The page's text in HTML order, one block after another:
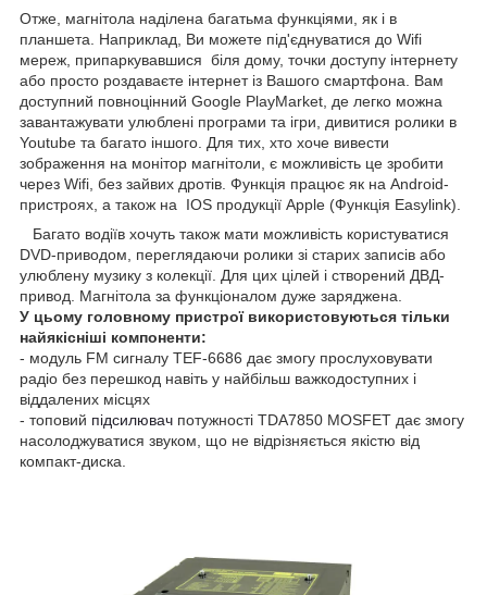
Отже, магнітола наділена багатьма функціями, як і в
планшета. Наприклад, Ви можете під'єднуватися до Wifi
мереж, припаркувавшися біля дому, точки доступу інтернету
або просто роздаваєте інтернет із Вашого смартфона. Вам
доступний повноцінний Google PlayMarket, де легко можна
завантажувати улюблені програми та ігри, дивитися ролики в
Youtube та багато іншого. Для тих, хто хоче вивести
зображення на монітор магнітоли, є можливість це зробити
через Wifi, без зайвих дротів. Функція працює як на Android-
пристроях, а також на IOS продукції Apple (Функція Easylink).
Багато водіїв хочуть також мати можливість користуватися
DVD-приводом, переглядаючи ролики зі старих записів або
улюблену музику з колекції. Для цих цілей і створений ДВД-
привод. Магнітола за функціоналом дуже заряджена.
У цьому головному пристрої використовуються тільки
найякісніші компоненти:
- модуль FM сигналу TEF-6686 дає змогу прослуховувати
радіо без перешкод навіть у найбільш важкодоступних і
віддалених місцях
- топовий підсилювач потужності TDA7850 MOSFET дає змогу
насолоджуватися звуком, що не відрізняється якістю від
компакт-диска.